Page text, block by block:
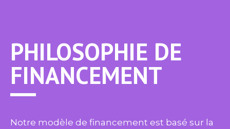
PHILOSOPHIE DE
FINANCEMENT
Notre modèle de financement est basé sur la